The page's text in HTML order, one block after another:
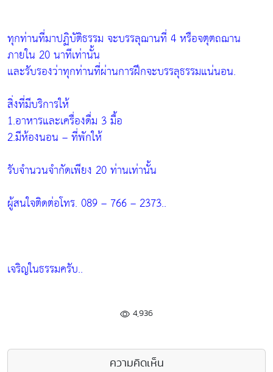
ทุกท่านที่มาปฏิบัติธรรม จะบรรลุฌานที่ 4 หรือจตุตถฌาน
ภายใน 20 นาทีเท่านั้น
และรับรองว่าทุกท่านที่ผ่านการฝึกจะบรรลุธรรมแน่นอน.
สิ่งที่มีบริการให้
1.อาหารและเครื่องดื่ม 3 มื้อ
2.มีห้องนอน – ที่พักให้
รับจำนวนจำกัดเพียง 20 ท่านเท่านั้น
ผู้สนใจติดต่อโทร. 089 – 766 – 2373..
เจริญในธรรมครับ..
4,936
ความคิดเห็น